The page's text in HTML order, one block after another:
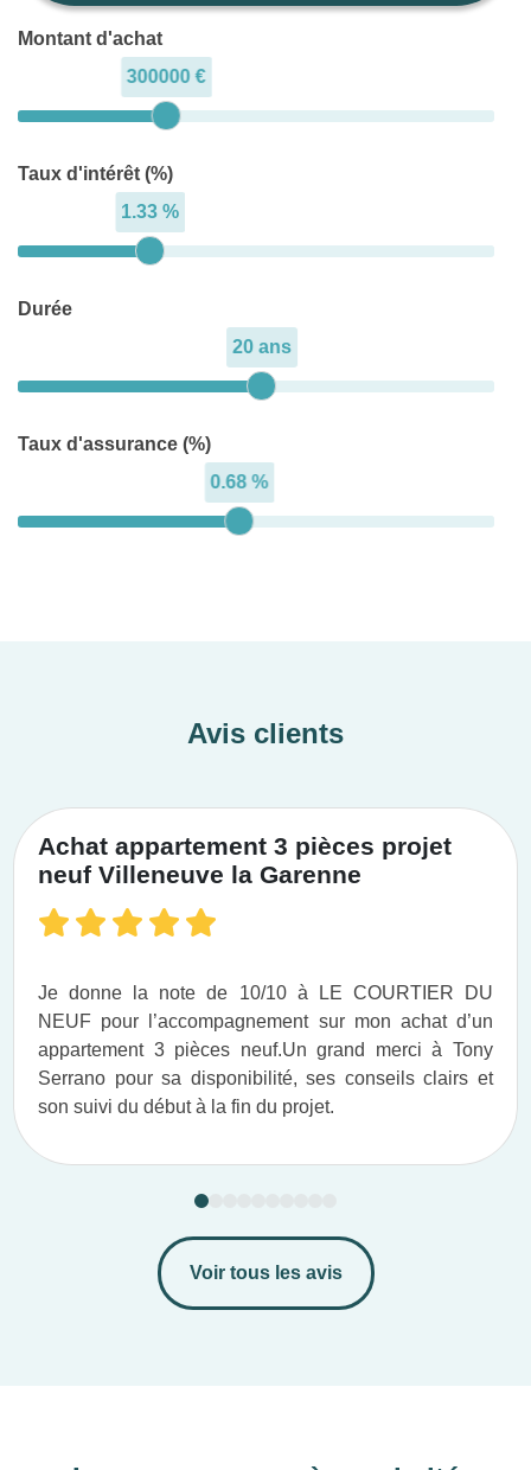
Montant d'achat
300000 €
Taux d'intérêt (%)
1.33 %
Durée
20 ans
Taux d'assurance (%)
0.68 %
Avis clients
Achat appartement 3 pièces projet
neuf Villeneuve la Garenne
Je donne la note de 10/10 à LE COURTIER DU
NEUF pour l’accompagnement sur mon achat d’un
appartement 3 pièces neuf.​ Un grand merci à Tony
Serrano pour sa disponibilité, ses conseils clairs et
son suivi du début à la fin du projet.​
Voir tous les avis